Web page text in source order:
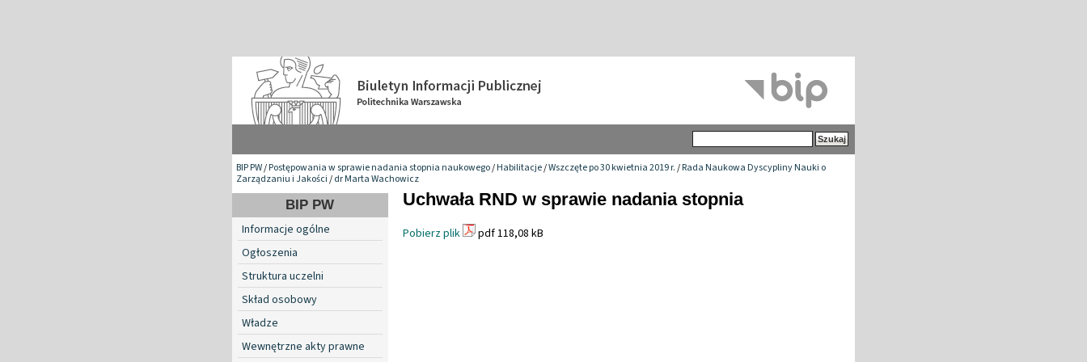
BIP PW/Postępowania w sprawie nadania stopnia naukowego/Habilitacje/Wszczęte po 30 kwietnia 2019 r./Rada Naukowa Dyscypliny Nauki o
Zarządzaniu i Jakości/dr Marta Wachowicz
BIP PW
Informacje ogólne
Ogłoszenia
Struktura uczelni
Skład osobowy
Władze
Wewnętrzne akty prawne
Uchwała RND w sprawie nadania stopnia
Pobierz plik pdf 118,08 kB